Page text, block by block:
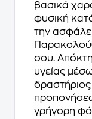
βασικά
φυσική
την
σου.
υγείας
δραστήριος
γρήγορη